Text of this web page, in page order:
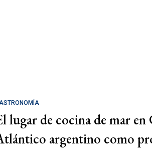
lugar de cocina de mar
argentino como